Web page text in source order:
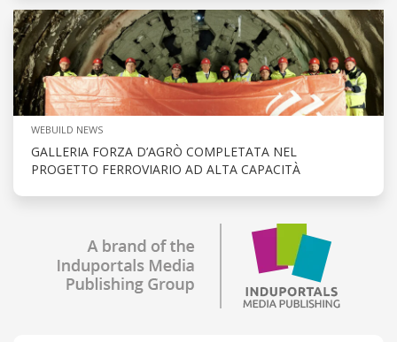
WEBUILD NEWS
GALLERIA FORZA D’AGRÒ COMPLETATA NEL
PROGETTO FERROVIARIO AD ALTA CAPACITÀ